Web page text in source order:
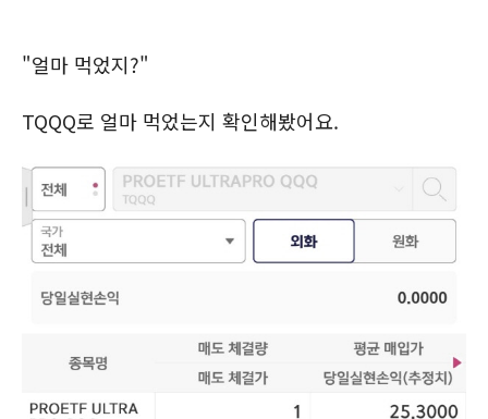
"얼마 먹었지?"
TQQQ로 얼마 먹었는지 확인해봤어요.